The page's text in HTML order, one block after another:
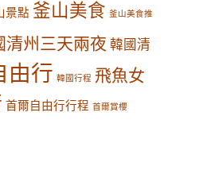
景點 釜山美食 釜山美食推
清州三天兩夜 韓國清
由行 韓國行程 飛魚女
首爾自由行行程 首爾賞櫻